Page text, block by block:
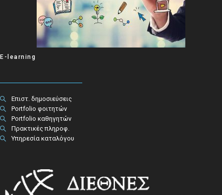
E-learning
Επιστ. δημοσιεύσεις
Portfolio φοιτητών
Portfolio καθηγητών
Πρακτικές πληροφ.​
Υπηρεσία καταλόγου